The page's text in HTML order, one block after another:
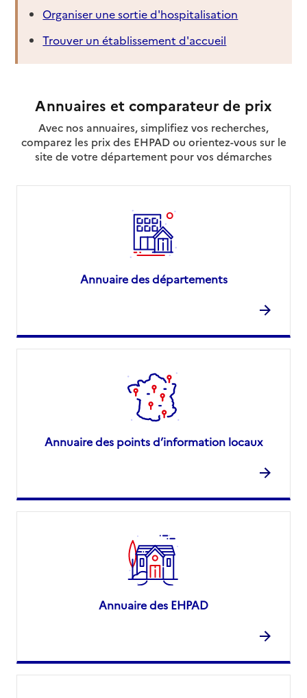
Organiser une sortie d'hospitalisation
Trouver un établissement d'accueil
Annuaires et comparateur de prix
Avec nos annuaires, simplifiez vos recherches,
comparez les prix des EHPAD ou orientez-vous sur le
site de votre département pour vos démarches
Annuaire des départements
Annuaire des points d’information locaux
Annuaire des EHPAD